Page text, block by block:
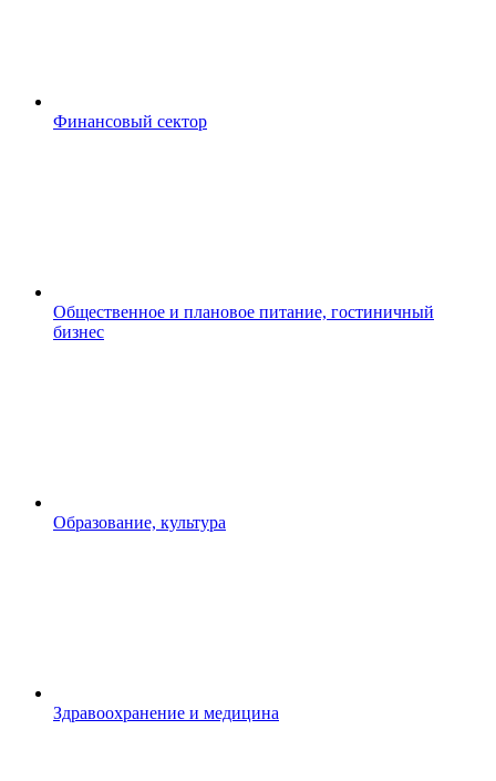
Финансовый сектор
Общественное и плановое питание, гостиничный
бизнес
Образование, культура
Здравоохранение и медицина